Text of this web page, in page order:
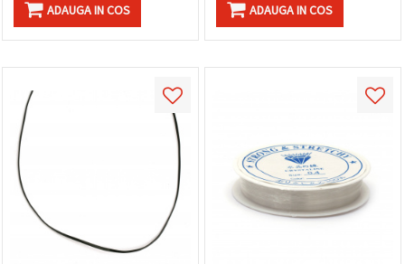
ADAUGA IN COS ADAUGA IN COS